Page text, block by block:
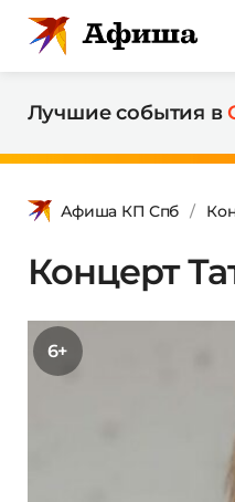
Лучшие события в
Афиша КП Спб
Концерт
6+